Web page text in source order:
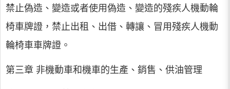
禁止偽造、變造或者使用偽造、變造的殘疾人機動輪
椅車牌證，禁止出租、出借、轉讓、冒用殘疾人機動
輪椅車車牌證。
第三章 非機動車和機車的生產、銷售、供油管理